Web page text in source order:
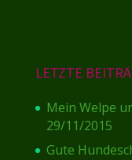
LETZTE
Mein Welpe
29/11/2015
Gute